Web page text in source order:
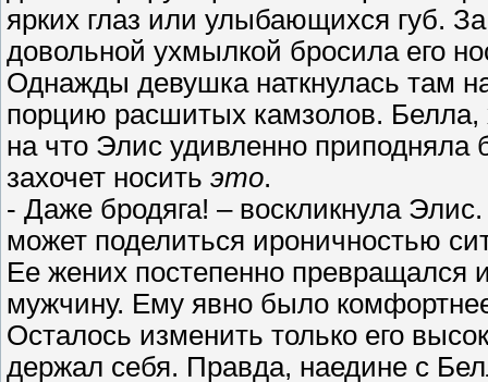
ярких глаз или улыбающихся губ.
довольной ухмылкой бросила его
Однажды девушка наткнулась там
порцию расшитых камзолов. Белла,
на что Элис удивленно приподняла
захочет носить это.
- Даже бродяга! – воскликнула
может поделиться ироничностью
Ее жених постепенно превращался
мужчину. Ему явно было
Осталось изменить только его
держал себя. Правда, наедине с